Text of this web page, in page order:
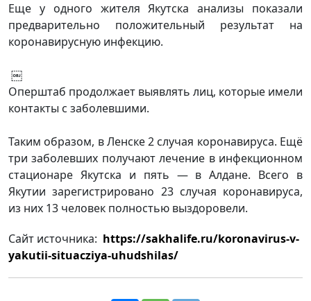
Еще у одного жителя Якутска анализы показали
предварительно положительный результат на
коронавирусную инфекцию.
￼
Оперштаб продолжает выявлять лиц, которые имели
контакты с заболевшими.
Таким образом, в Ленске 2 случая коронавируса. Ещё
три заболевших получают лечение в инфекционном
стационаре Якутска и пять — в Алдане. Всего в
Якутии зарегистрировано 23 случая коронавируса,
из них 13 человек полностью выздоровели.
Сайт источника: https://sakhalife.ru/koronavirus-v-
yakutii-situacziya-uhudshilas/